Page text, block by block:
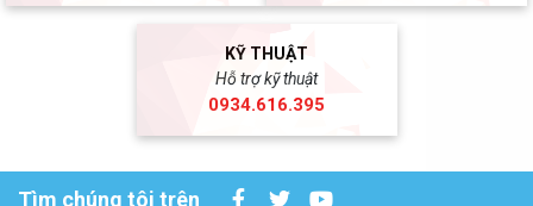
KỸ THUẬT
Hỗ trợ kỹ thuật
0934.616.395
Tìm chúng tôi trên